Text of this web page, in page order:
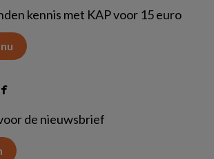
kennis met KAP voor 15 euro
de nieuwsbrief